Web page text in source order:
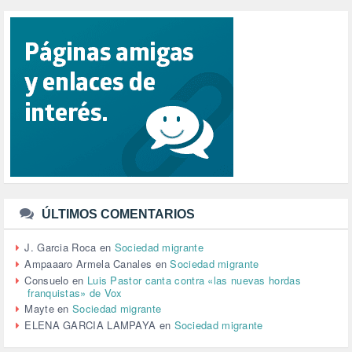
RACISMO (1)
RELIGIÓN (114)
REPUBLICA (1)
SALUD (108)
SENSIBILIZACIÓN (576)
SINDICATOS (12)
TTIP (6)
URBANISMO (1)
URBANIZACIÓN (1)
VEJEZ (1)
VENEZUELA (3)
VENEZULA (1)
VIAJES (1)
VIOLENCIA (2)
VIOLENCIA DE GÉNERO (223)
VIVIENDA (9)
ÚLTIMOS COMENTARIOS
J. Garcia Roca en Sociedad migrante
Ampaaaro Armela Canales enSociedad migrante
Consuelo en Luis Pastor canta contra «las nuevas hordas
franquistas» de Vox
MayteenSociedad migrante
ELENA GARCIA LAMPAYA en Sociedad migrante